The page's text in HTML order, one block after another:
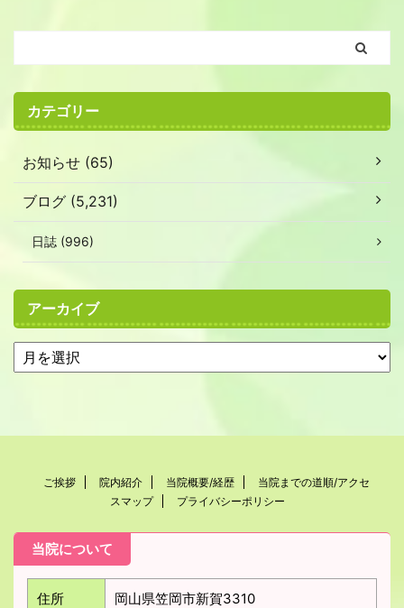
カテゴリー
お知らせ (65)
ブログ (5,231)
日誌 (996)
アーカイブ
ご挨拶 院内紹介 当院概要/経歴
当院までの道順/アクセ
スマップ
プライバシーポリシー
当院について
住所 岡山県笠岡市新賀3310